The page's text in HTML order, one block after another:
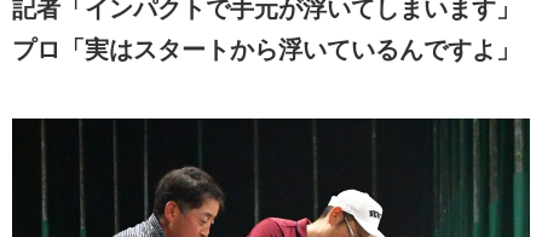
記者「インパクトで手元が浮いてしまいます」
プロ「実はスタートから浮いているんですよ」